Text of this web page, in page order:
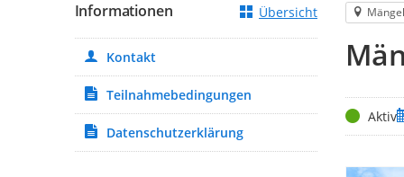
StatusAktiv
Informationen Übersicht
Kontakt
Teilnahmebedingungen
Datenschutzerklärung